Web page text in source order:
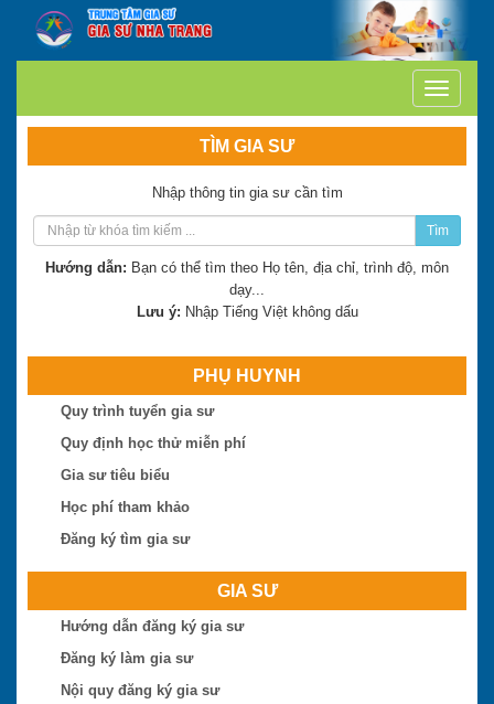
TÌM GIA SƯ
Nhập thông tin gia sư cần tìm
Tìm
Hướng dẫn: Bạn có thể tìm theo Họ tên, địa chỉ, trình độ, môn
dạy...
Lưu ý: Nhập Tiếng Việt không dấu
PHỤ HUYNH
Quy trình tuyển gia sư
Quy định học thử miễn phí
Gia sư tiêu biểu
Học phí tham khảo
Đăng ký tìm gia sư
GIA SƯ
Hướng dẫn đăng ký gia sư
Đăng ký làm gia sư
Nội quy đăng ký gia sư
Trần Thị Minh Thư
Hiện là: Giáo viên
Hiện là: Cử nhân
Hiện là: Giáo viên
Nguyễn Hoài Bão